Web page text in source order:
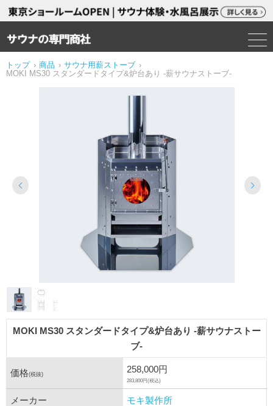
トップ › 商品 › サウナ用薪ストーブ ›
MOKI MS30 スタンダードタイプ&炉台あり -薪サウナストーブ-
MOKI MS30 スタンダードタイプ&炉台あり -薪サウナストー
ブ-
価格(税抜) 258,000円
283,800円(税込)
メーカー モキ製作所